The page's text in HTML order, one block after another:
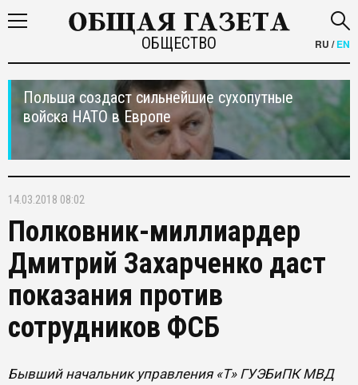
ОБЩЕСТВО RU /EN
Польша создаст сильнейшие сухопутные
войска НАТО в Европе
14.03.2018 08:02
Полковник-миллиардер
Дмитрий Захарченко даст
показания против
сотрудников ФСБ
Бывший начальник управления «Т» ГУЭБиПК МВД